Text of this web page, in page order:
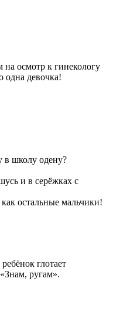
осмотр к гинекологу
одна девочка!
в школу одену?
и в серёжках с
остальные мальчики!
глотает
ругам».